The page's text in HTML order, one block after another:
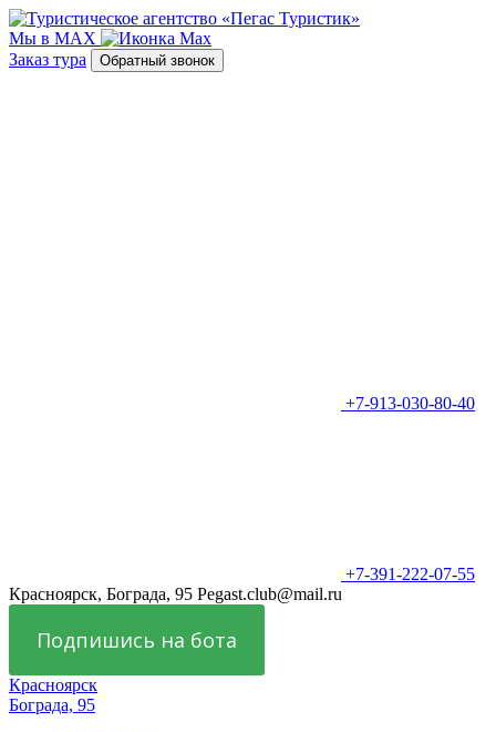
Мы в MAX
Заказ тура
Обратный звонок
+7-913-030-80-40
+7-391-222-07-55
Красноярск, Бограда, 95 Pegast.club@mail.ru
Подпишись на бота
Красноярск
Бограда, 95